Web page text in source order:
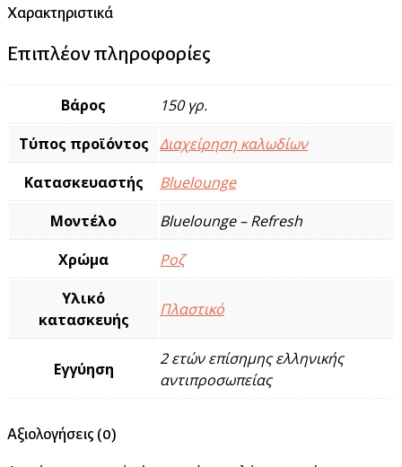
Χαρακτηριστικά
Επιπλέον πληροφορίες
Βάρος
150 γρ.
Τύπος προϊόντος Διαχείρηση καλωδίων
Κατασκευαστής
Bluelounge
Μοντέλο
Bluelounge – Refresh
Χρώμα
Ροζ
Υλικό
κατασκευής
Πλαστικό
Εγγύηση
2 ετών επίσημης ελληνικής
αντιπροσωπείας
Αξιολογήσεις (0)